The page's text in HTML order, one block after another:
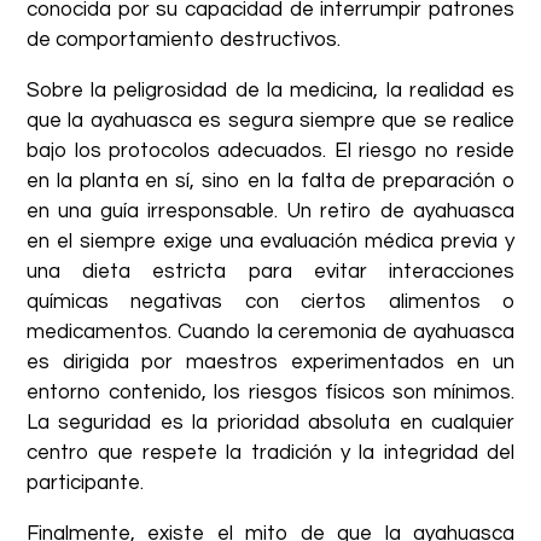
conocida por su capacidad de interrumpir patrones
de comportamiento destructivos.
Sobre la peligrosidad de la medicina, la realidad es
que la ayahuasca es segura siempre que se realice
bajo los protocolos adecuados. El riesgo no reside
en la planta en sí, sino en la falta de preparación o
en una guía irresponsable. Un retiro de ayahuasca
en el siempre exige una evaluación médica previa y
una dieta estricta para evitar interacciones
químicas negativas con ciertos alimentos o
medicamentos. Cuando la ceremonia de ayahuasca
es dirigida por maestros experimentados en un
entorno contenido, los riesgos físicos son mínimos.
La seguridad es la prioridad absoluta en cualquier
centro que respete la tradición y la integridad del
participante.
Finalmente, existe el mito de que la ayahuasca